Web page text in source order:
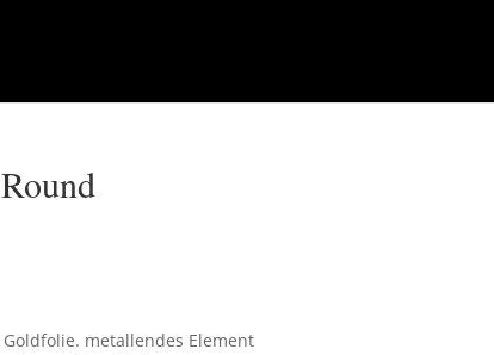
metallendes Element